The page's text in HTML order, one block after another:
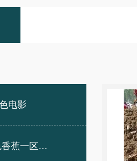
电影
潜水亚洲AV色香蕉一区二区三区